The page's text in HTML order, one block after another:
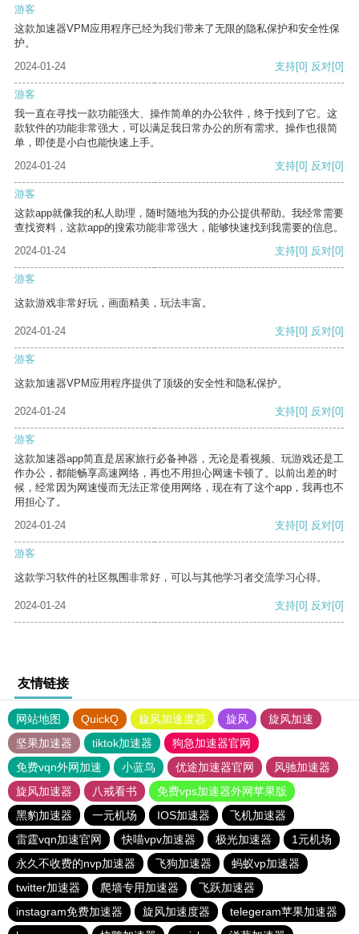
游客
这款加速器VPM应用程序已经为我们带来了无限的隐私保护和安全性保
护。
2024-01-24
支持[0] 反对[0]
游客
我一直在寻找一款功能强大、操作简单的办公软件，终于找到了它。这
款软件的功能非常强大，可以满足我日常办公的所有需求。操作也很简
单，即使是小白也能快速上手。
2024-01-24
支持[0] 反对[0]
游客
这款app就像我的私人助理，随时随地为我的办公提供帮助。我经常需要
查找资料，这款app的搜索功能非常强大，能够快速找到我需要的信息。
2024-01-24
支持[0] 反对[0]
游客
这款游戏非常好玩，画面精美，玩法丰富。
2024-01-24 支持[0] 反对[0]
游客
这款加速器VPM应用程序提供了顶级的安全性和隐私保护。
2024-01-24 支持[0] 反对[0]
游客
这款加速器app简直是居家旅行必备神器，无论是看视频、玩游戏还是工
作办公，都能畅享高速网络，再也不用担心网速卡顿了。以前出差的时
候，经常因为网速慢而无法正常使用网络，现在有了这个app，我再也不
用担心了。
2024-01-24
支持[0] 反对[0]
游客
这款学习软件的社区氛围非常好，可以与其他学习者交流学习心得。
2024-01-24 支持[0] 反对[0]
友情链接
网站地图 QuickQ 旋风加速度器 旋风
旋风加速
坚果加速器
tiktok加速器
狗急加速器官网
免费vqn外网加速
小蓝鸟 优途加速器官网
风驰加速器
旋风加速器
八戒看书
免费vps加速器外网苹果版
黑豹加速器
一元机场 IOS加速器
飞机加速器
雷霆vqn加速官网
快喵vpv加速器 极光加速器
1元机场
永久不收费的nvp加速器
飞狗加速器
蚂蚁vp加速器
twitter加速器
爬墙专用加速器
飞跃加速器
instagram免费加速器
旋风加速度器
telegeram苹果加速器